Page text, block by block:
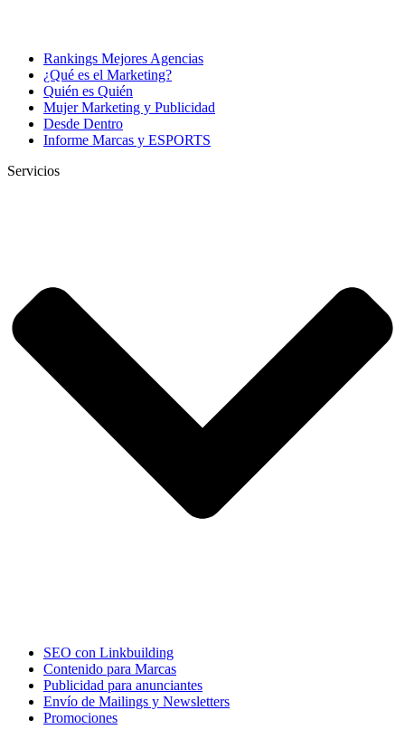
Rankings Mejores Agencias
¿Qué es el Marketing?
Quién es Quién
Mujer Marketing y Publicidad
Desde Dentro
Informe Marcas y ESPORTS
Servicios
SEO con Linkbuilding
Contenido para Marcas
Publicidad para anunciantes
Envío de Mailings y Newsletters
Promociones